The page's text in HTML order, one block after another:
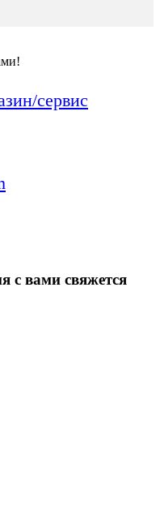
сервис
с вами свяжется